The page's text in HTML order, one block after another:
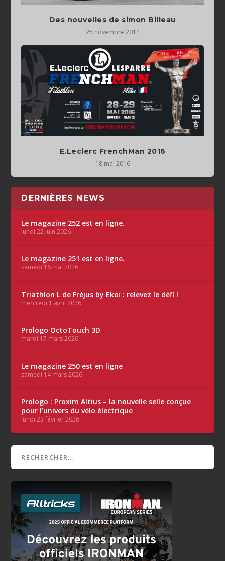
Des nouvelles de simon Billeau
25 novembre 2014
18 mai 2016
DERNIÈRES NEWS
Le magazine 252 est en ligne.
lundi 22 juin 2026
Le magazine 251 est en ligne.
samedi 16 mai 2026
Triathlon L de Fréjus by Ekoï : relevez le défi !
mercredi 1 avril 2026
Prologo OctoTouch 3D
mardi 17 mars 2026
Le magazine 250 est en ligne
samedi 14 mars 2026
Prologo : Proxim Altius – la nouvelle selle conçue
pour l’univers du vélo électrique
lundi 23 février 2026